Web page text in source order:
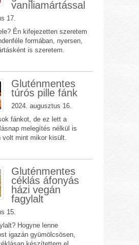
vaníliamártással
17.
Én kifejezetten szeretem
formában, nyersen,
is szeretem.
Gluténmentes
túrós pille fánk
2024. augusztus 16.
fánkot, de ez lett a
melegítés nélkül is
volt mint mikor kisült.
Gluténmentes
céklás áfonyás
házi vegán
fagylalt
15.
Hogyne lenne
igazán gyümölcsösen,